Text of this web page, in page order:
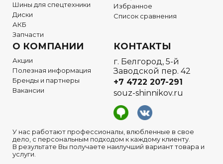
Шины для спецтехники
Диски
АКБ
Запчасти
Избранное
Список сравнения
О КОМПАНИИ
Акции
Полезная информация
Бренды и партнеры
Вакансии
У нас работают профессионалы, влюбленные в свое
дело, с персональным подходом к каждому клиенту.
В результате Вы получаете наилучший вариант товара и
услуги.
КОНТАКТЫ
г. Белгород, 5-й
Заводской пер. 42
+7 4722 207-291
souz-shinnikov.ru